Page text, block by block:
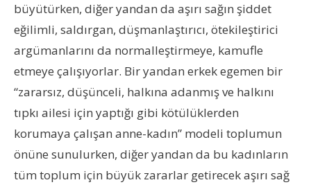
büyütürken, diğer yandan da aşırı sağın şiddet
eğilimli, saldırgan, düşmanlaştırıcı, ötekileştirici
argümanlarını da normalleştirmeye, kamufle
etmeye çalışıyorlar. Bir yandan erkek egemen bir
“zararsız, düşünceli, halkına adanmış ve halkını
tıpkı ailesi için yaptığı gibi kötülüklerden
korumaya çalışan anne-kadın” modeli toplumun
önüne sunulurken, diğer yandan da bu kadınların
tüm toplum için büyük zararlar getirecek aşırı sağ